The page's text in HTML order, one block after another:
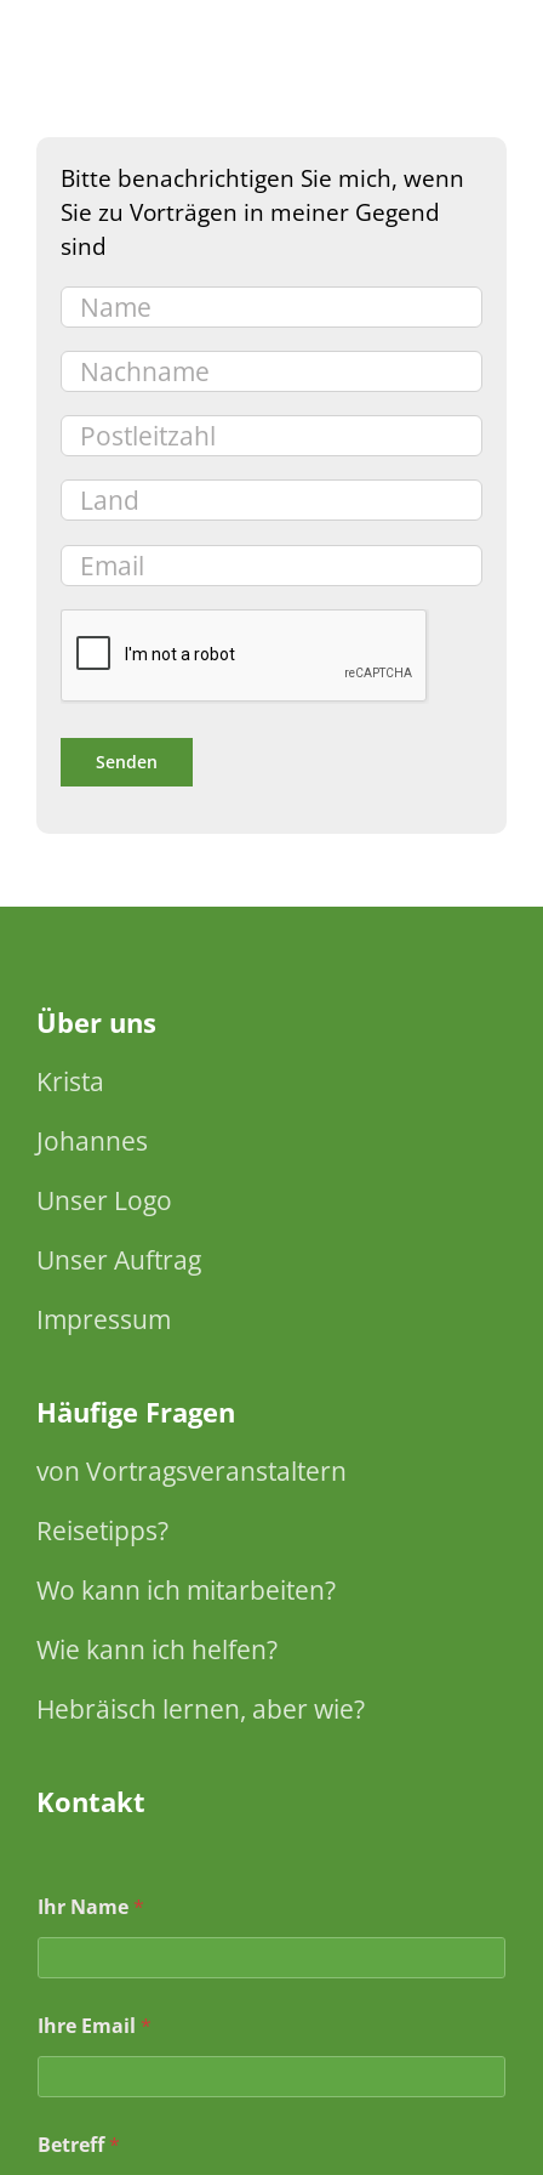
Bitte benachrichtigen Sie mich, wenn
Sie zu Vorträgen in meiner Gegend
sind
Über uns
Krista
Johannes
Unser Logo
Unser Auftrag
Impressum
Häufige Fragen
von Vortragsveranstaltern
Reisetipps?
Wo kann ich mitarbeiten?
Wie kann ich helfen?
Hebräisch lernen, aber wie?
Kontakt
Ihr Name *
Ihre Email *
N
Betreff*